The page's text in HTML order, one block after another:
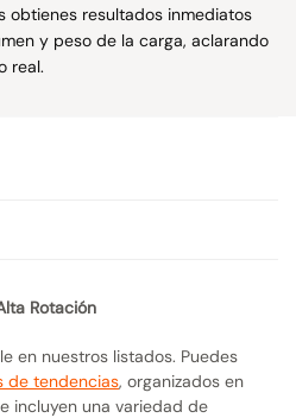
obtienes resultados inmediatos
y peso de la carga, aclarando
real.
Rotación
en nuestros listados. Puedes
de tendencias, organizados en
incluyen una variedad de